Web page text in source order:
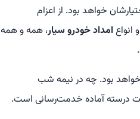
خواهد بود. از اعزام
و انواع امداد خودرو سیار، همه و همه
بود. چه در نیمه شب
درسته آماده خدمت‌رسانی است.